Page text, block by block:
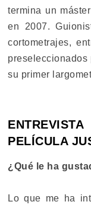
termina un
en 2007.
cortometrajes,
preseleccionados
su primer
PELÍCULA
¿Qué le ha
Lo que me ha